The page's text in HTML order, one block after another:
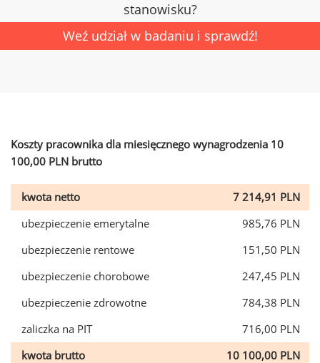
stanowisku?
Weź udział w badaniu i sprawdź!
Koszty pracownika dla miesięcznego wynagrodzenia 10
100,00 PLN brutto
kwota netto
7 214,91 PLN
ubezpieczenie emerytalne
985,76 PLN
ubezpieczenie rentowe
151,50 PLN
ubezpieczenie chorobowe
247,45 PLN
ubezpieczenie zdrowotne
784,38 PLN
zaliczka na PIT
716,00 PLN
kwota brutto
10 100,00 PLN